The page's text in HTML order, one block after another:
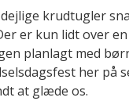
krudtugler
er kun lidt over
planlagt med
her på
at glæde os.